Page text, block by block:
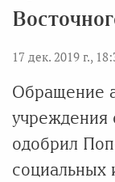
17 дек. 2019 г.,
Обращение
учреждения
одобрил
социальных